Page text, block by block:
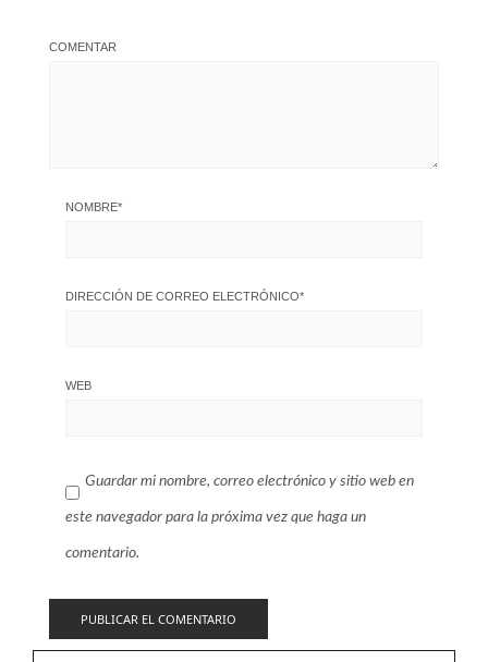
COMENTAR
NOMBRE*
DIRECCIÓN DE CORREO ELECTRÓNICO*
WEB
Guardar mi nombre, correo electrónico y sitio web en
este navegador para la próxima vez que haga un
comentario.